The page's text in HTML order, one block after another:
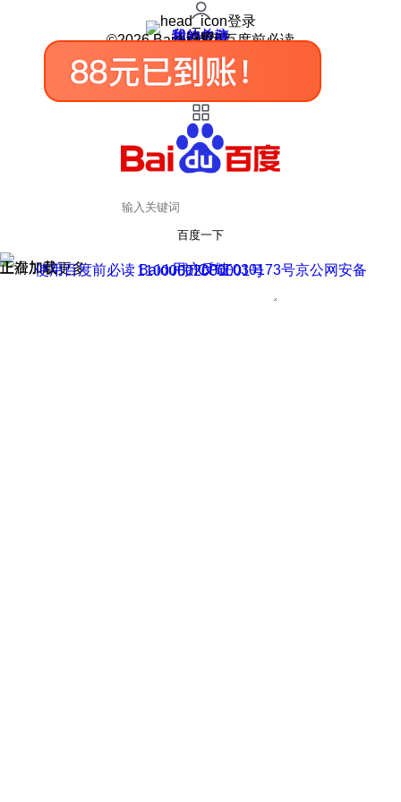
登录
我的关注
我的收藏
皮肤中心
用户反馈
设置
©2026 Baidu 使用百度前必读
百度一下
正在加载
上滑加载更多 用户反馈
使用百度前必读 Baidu 京ICP证030173号
京公网安备11000002000001号